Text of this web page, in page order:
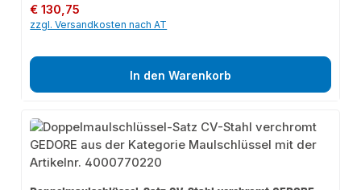
Regulärer Preis:
€ 130,75
zzgl. Versandkosten nach AT
In den Warenkorb